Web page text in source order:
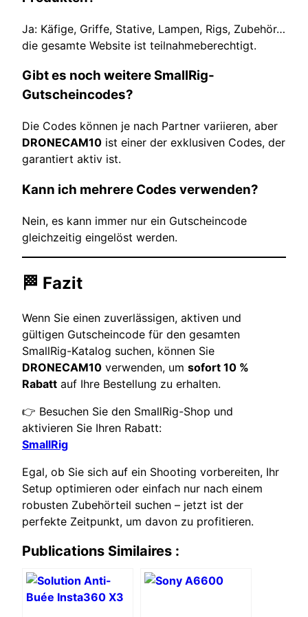
Ja: Käfige, Griffe, Stative, Lampen, Rigs, Zubehör…
die gesamte Website ist teilnahmeberechtigt.
Gibt es noch weitere SmallRig-
Gutscheincodes?
Die Codes können je nach Partner variieren, aber
DRONECAM10 ist einer der exklusiven Codes, der
garantiert aktiv ist.
Kann ich mehrere Codes verwenden?
Nein, es kann immer nur ein Gutscheincode
gleichzeitig eingelöst werden.
🏁 Fazit
Wenn Sie einen zuverlässigen, aktiven und
gültigen Gutscheincode für den gesamten
SmallRig-Katalog suchen, können Sie
DRONECAM10 verwenden, um sofort 10 %
Rabatt auf Ihre Bestellung zu erhalten.
👉 Besuchen Sie den SmallRig-Shop und
aktivieren Sie Ihren Rabatt:
SmallRig
Egal, ob Sie sich auf ein Shooting vorbereiten, Ihr
Setup optimieren oder einfach nur nach einem
robusten Zubehörteil suchen – jetzt ist der
perfekte Zeitpunkt, um davon zu profitieren.
Publications Similaires :